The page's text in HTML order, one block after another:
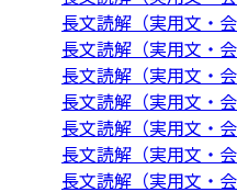
長文読解（実用文・
長文読解（実用文・
長文読解（実用文・
長文読解（実用文・
長文読解（実用文・
長文読解（実用文・
長文読解（実用文・